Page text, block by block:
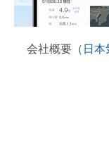
会社概要（ 日本